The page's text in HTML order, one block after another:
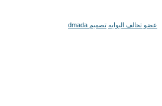
عضو تحالف البوابه تصميم dmada